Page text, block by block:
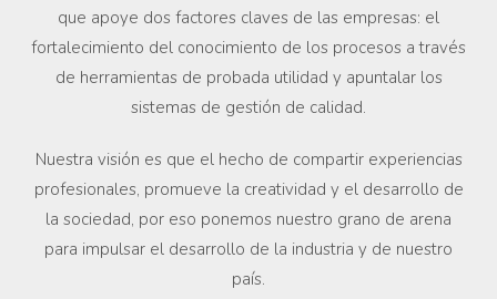
que apoye dos factores claves de las empresas: el
fortalecimiento del conocimiento de los procesos a través
de herramientas de probada utilidad y apuntalar los
sistemas de gestión de calidad.
Nuestra visión es que el hecho de compartir experiencias
profesionales, promueve la creatividad y el desarrollo de
la sociedad, por eso ponemos nuestro grano de arena
para impulsar el desarrollo de la industria y de nuestro
país.